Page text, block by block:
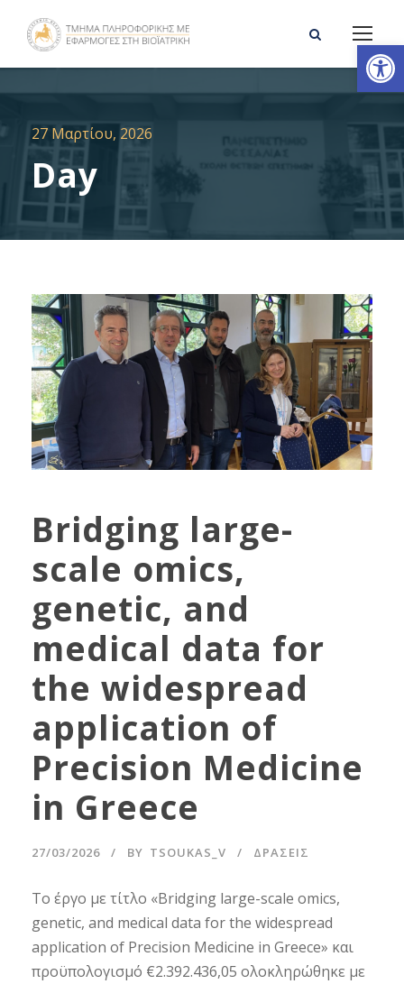
Ανοίξτε τη γραμμή εργαλείων
27 Μαρτίου, 2026
Day
Bridging large-
scale omics,
genetic, and
medical data for
the widespread
application of
Precision Medicine
in Greece
27/03/2026 BY TSOUKAS_V ΔΡΑΣΕΙΣ
Το έργο με τίτλο «Bridging large-scale omics,
genetic, and medical data for the widespread
application of Precision Medicine in Greece» και
προϋπολογισμό €2.392.436,05 ολοκληρώθηκε με